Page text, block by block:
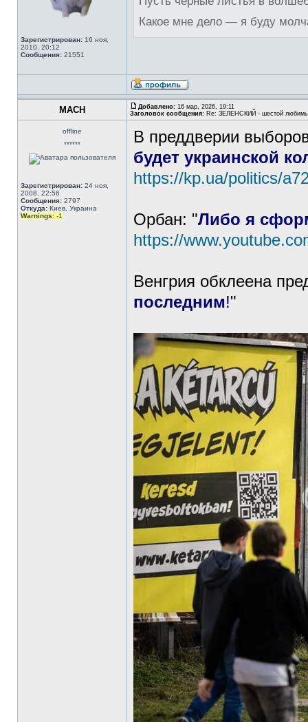
Зарегистрирован: 16 ноя,
2010, 20:12
Сообщения: 21551
Какое мне дело — я буду
MACH Добавлено: 16 мар, 2026, 19:11
Заголовок сообщения: Re: ЗЕЛЕНСКИЙ - шестой
offline
******
Зарегистрирован: 24 ноя,
2008, 22:56
Сообщения: 2797
Откуда: Киев, Украина
Warnings: -1
В преддверии
будет украинской
https://kp.ua/politics/
Орбан: "Либо я
https://
Венгрия обклеена
последним!"